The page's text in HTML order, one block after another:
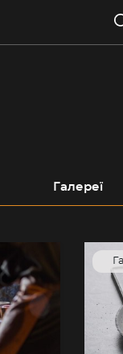
Галереї